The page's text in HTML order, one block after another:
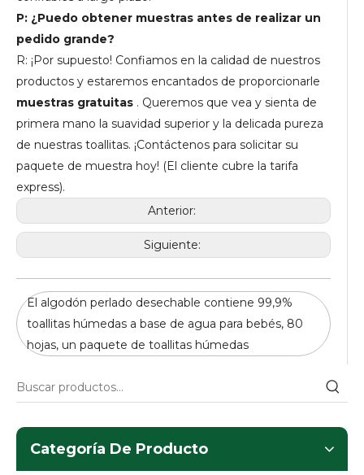
P: ¿Puedo obtener muestras antes de realizar un
pedido grande?
R: ¡Por supuesto! Confiamos en la calidad de nuestros
productos y estaremos encantados de proporcionarle
muestras gratuitas . Queremos que vea y sienta de
primera mano la suavidad superior y la delicada pureza
de nuestras toallitas. ¡Contáctenos para solicitar su
paquete de muestra hoy! (El cliente cubre la tarifa
express).
Anterior:
Siguiente:
El algodón perlado desechable contiene 99,9%
toallitas húmedas a base de agua para bebés, 80
hojas, un paquete de toallitas húmedas
Categoría De Producto